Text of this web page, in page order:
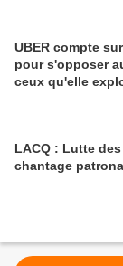
UBER compte
pour s'opposer
ceux qu'elle
LACQ : Lutte
chantage